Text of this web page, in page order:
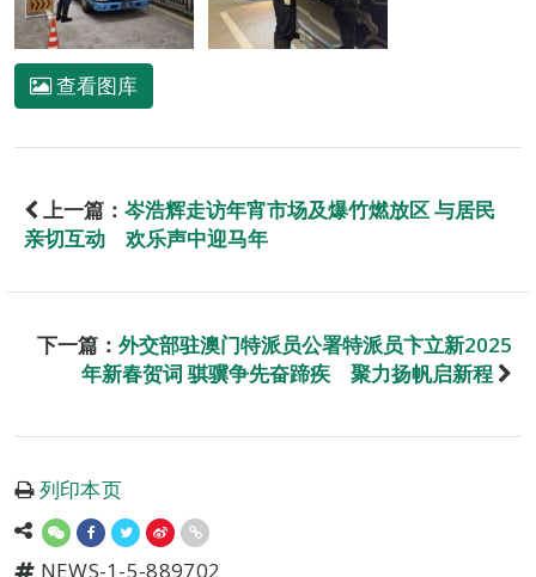
查看图库
上一篇： 岑浩辉走访年宵市场及爆竹燃放区 与居民
亲切互动 欢乐声中迎马年
下一篇： 外交部驻澳门特派员公署特派员卞立新2025
年新春贺词 骐骥争先奋蹄疾 聚力扬帆启新程
列印本页
NEWS-1-5-889702